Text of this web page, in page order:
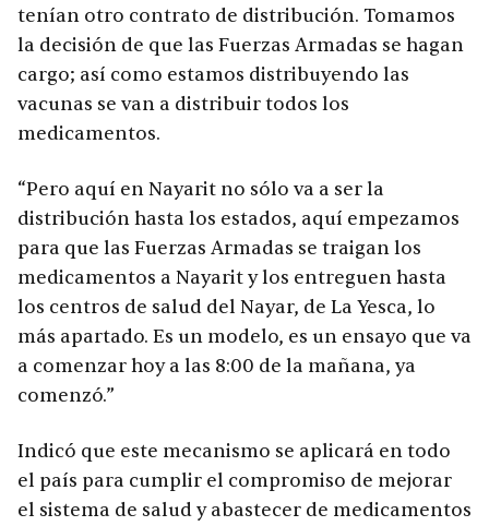
tenían otro contrato de distribución. Tomamos
la decisión de que las Fuerzas Armadas se hagan
cargo; así como estamos distribuyendo las
vacunas se van a distribuir todos los
medicamentos.
“Pero aquí en Nayarit no sólo va a ser la
distribución hasta los estados, aquí empezamos
para que las Fuerzas Armadas se traigan los
medicamentos a Nayarit y los entreguen hasta
los centros de salud del Nayar, de La Yesca, lo
más apartado. Es un modelo, es un ensayo que va
a comenzar hoy a las 8:00 de la mañana, ya
comenzó.”
Indicó que este mecanismo se aplicará en todo
el país para cumplir el compromiso de mejorar
el sistema de salud y abastecer de medicamentos